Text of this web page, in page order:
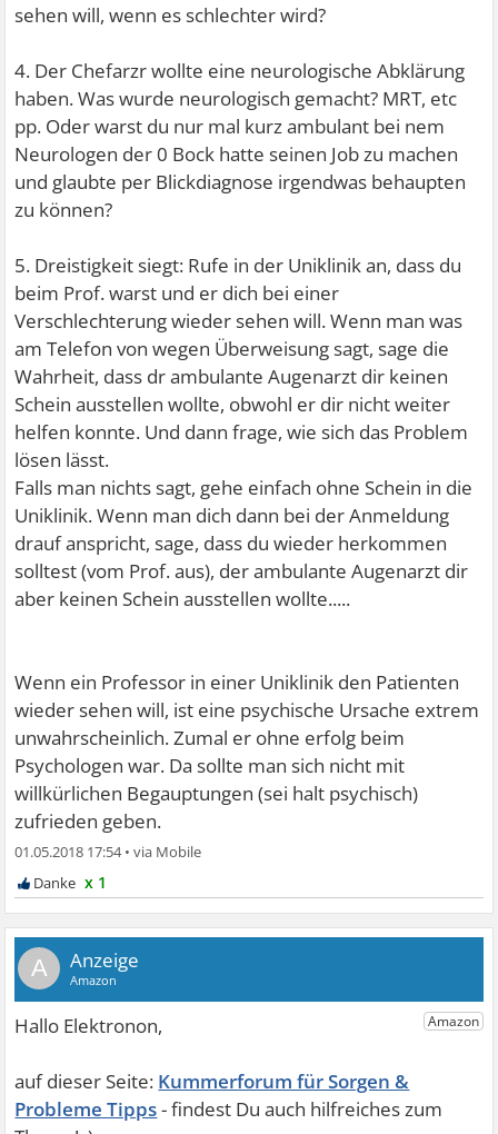
sehen will, wenn es schlechter wird?
4. Der Chefarzr wollte eine neurologische Abklärung
haben. Was wurde neurologisch gemacht? MRT, etc
pp. Oder warst du nur mal kurz ambulant bei nem
Neurologen der 0 Bock hatte seinen Job zu machen
und glaubte per Blickdiagnose irgendwas behaupten
zu können?
5. Dreistigkeit siegt: Rufe in der Uniklinik an, dass du
beim Prof. warst und er dich bei einer
Verschlechterung wieder sehen will. Wenn man was
am Telefon von wegen Überweisung sagt, sage die
Wahrheit, dass dr ambulante Augenarzt dir keinen
Schein ausstellen wollte, obwohl er dir nicht weiter
helfen konnte. Und dann frage, wie sich das Problem
lösen lässt.
Falls man nichts sagt, gehe einfach ohne Schein in die
Uniklinik. Wenn man dich dann bei der Anmeldung
drauf anspricht, sage, dass du wieder herkommen
solltest (vom Prof. aus), der ambulante Augenarzt dir
aber keinen Schein ausstellen wollte.....
Wenn ein Professor in einer Uniklinik den Patienten
wieder sehen will, ist eine psychische Ursache extrem
unwahrscheinlich. Zumal er ohne erfolg beim
Psychologen war. Da sollte man sich nicht mit
willkürlichen Begauptungen (sei halt psychisch)
zufrieden geben.
01.05.2018 17:54•
x 1
A
Kummerforum für Sorgen &
Probleme Tipps